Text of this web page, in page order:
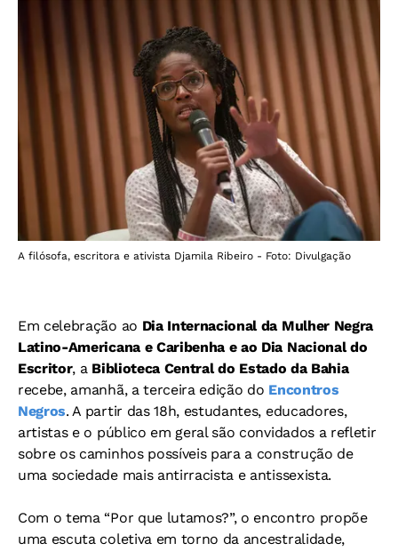
A filósofa, escritora e ativista Djamila Ribeiro - Foto: Divulgação
Em celebração ao Dia Internacional da Mulher Negra
Latino-Americana e Caribenha e ao Dia Nacional do
Escritor, a Biblioteca Central do Estado da Bahia
recebe, amanhã, a terceira edição do Encontros
Negros. A partir das 18h, estudantes, educadores,
artistas e o público em geral são convidados a refletir
sobre os caminhos possíveis para a construção de
uma sociedade mais antirracista e antissexista.
Com o tema “Por que lutamos?”, o encontro propõe
uma escuta coletiva em torno da ancestralidade,